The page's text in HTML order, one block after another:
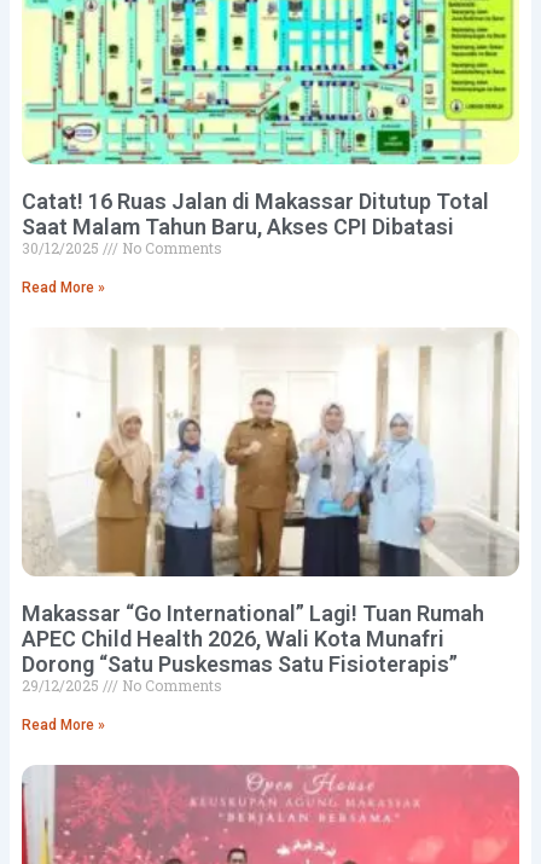
Catat! 16 Ruas Jalan di Makassar Ditutup Total
Saat Malam Tahun Baru, Akses CPI Dibatasi
30/12/2025 No Comments
Read More »
Makassar “Go International” Lagi! Tuan Rumah
APEC Child Health 2026, Wali Kota Munafri
Dorong “Satu Puskesmas Satu Fisioterapis”
29/12/2025 No Comments
Read More »